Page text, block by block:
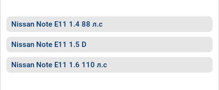
Nissan Note E11 1.4 88 л.с
Nissan Note E11 1.5 D
Nissan Note E11 1.6 110 л.с